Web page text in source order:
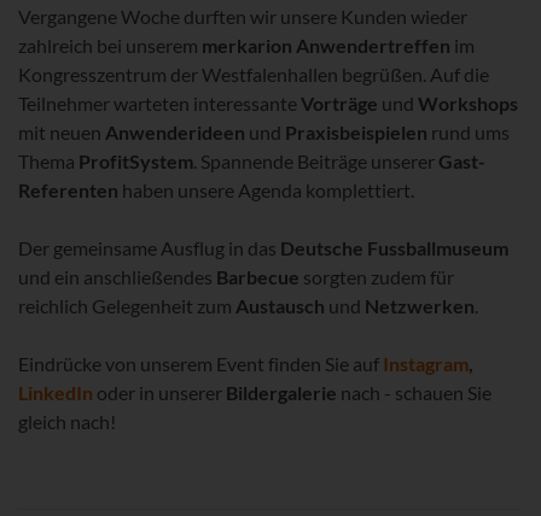
Vergangene Woche durften wir unsere Kunden wieder
zahlreich bei unserem merkarion Anwendertreffen im
Kongresszentrum der Westfalenhallen begrüßen. Auf die
Teilnehmer warteten interessanteVorträge und Workshops
mit neuen Anwenderideen und Praxisbeispielen rund ums
Thema ProfitSystem . Spannende Beiträge unserer Gast-
Referenten haben unsere Agenda komplettiert.
Der gemeinsame Ausflug in das Deutsche Fussballmuseum
und ein anschließendes Barbecue sorgten zudem für
reichlich Gelegenheit zum Austausch und Netzwerken
Eindrücke von unserem Event finden Sie auf Instagram
LinkedIn oder in unserer Bildergalerie nach - schauen Sie
gleich nach!